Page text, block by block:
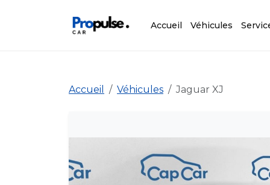
Accueil Véhicules
Accueil Véhicules Jaguar XJ